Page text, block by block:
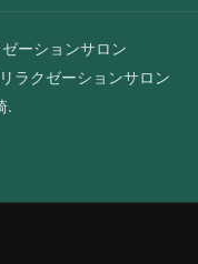
ーションサロン
ラクゼーションサロン
.